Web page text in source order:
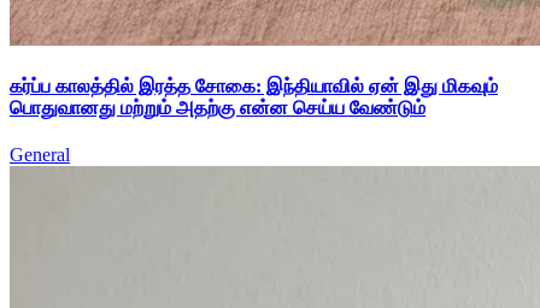
கர்ப்ப காலத்தில் இரத்த சோகை: இந்தியாவில் ஏன் இது மிகவும்
பொதுவானது மற்றும் அதற்கு என்ன செய்ய வேண்டும்
General